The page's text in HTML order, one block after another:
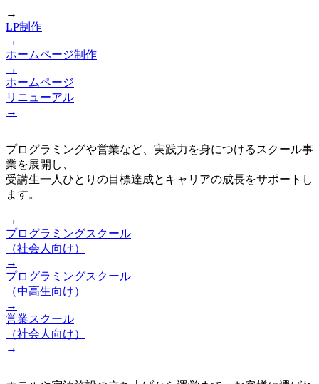
→
LP制作
→
ホームページ制作
→
ホームページ
リニューアル
→
プログラミングや営業など、実践力を身につけるスクール事
業を展開し、
受講生一人ひとりの目標達成とキャリアの成長をサポートし
ます。
→
プログラミングスクール
（社会人向け）
→
プログラミングスクール
（中高生向け）
→
営業スクール
（社会人向け）
→